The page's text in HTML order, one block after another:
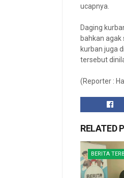
ucapnya.
Daging
bahkan
kurban juga
tersebut
(Reporter :
RELATED
BERITA